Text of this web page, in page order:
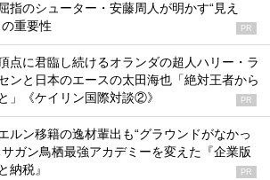
指のシューター・安藤周人が明かす“見え
の重要性
PR
点に君臨し続けるオランダの超人ハリー・ラ
ンと日本のエースの太田海也「絶対王者から
」《ケイリン国際対談②》
PR
ルン移籍の逸材輩出も“グラウンドがなかっ
ガン鳥栖最強アカデミーを変えた『企業版
納税』
PR